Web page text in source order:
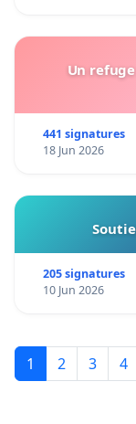
Un
441 signatures
18 Jun 2026
205 signatures
10 Jun 2026
1 2 3 4